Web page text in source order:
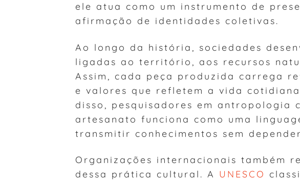
ele atua como um instrumento de
afirmação de identidades coletivas.
Ao longo da história, sociedades
ligadas ao território, aos recursos
Assim, cada peça produzida carrega
e valores que refletem a vida
disso, pesquisadores em antropologia
artesanato funciona como uma
transmitir conhecimentos sem
Organizações internacionais também
dessa prática cultural. A UNESCO